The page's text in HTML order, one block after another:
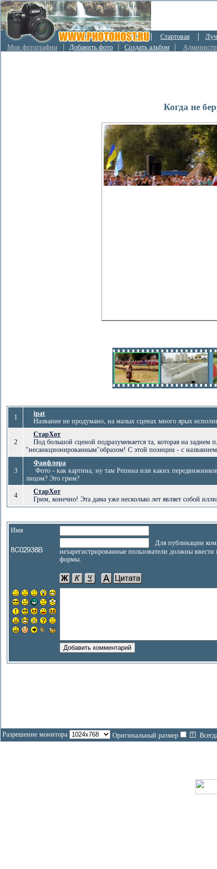
Стартовая
Мои фотографии
Добавить фото Создать альбом
Когда не
1
ipat
Название не продумано, на малых сценах много ярых
2
СтарХот
Под большой сценой подразумевается та, которая на заднем
"несанкционированным"образом! С этой позиции - с
3
Фаяфлора
Фото - как картина, ну там Репина или каких передвижников
лицом? Это грим?
4
СтарХот
Грим, конечно! Эта дама уже несколько лет являет собой
Имя
Для публикации
незарегистрированные пользователи должны
формы.
Разрешение монитора Оригинальный размер